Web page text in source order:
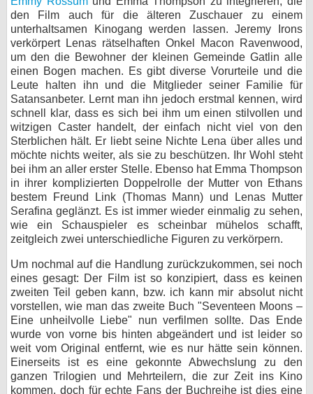
den Film auch für die älteren Zuschauer zu einem
unterhaltsamen Kinogang werden lassen. Jeremy Irons
verkörpert Lenas rätselhaften Onkel Macon Ravenwood,
um den die Bewohner der kleinen Gemeinde Gatlin alle
einen Bogen machen. Es gibt diverse Vorurteile und die
Leute halten ihn und die Mitglieder seiner Familie für
Satansanbeter. Lernt man ihn jedoch erstmal kennen, wird
schnell klar, dass es sich bei ihm um einen stilvollen und
witzigen Caster handelt, der einfach nicht viel von den
Sterblichen hält. Er liebt seine Nichte Lena über alles und
möchte nichts weiter, als sie zu beschützen. Ihr Wohl steht
bei ihm an aller erster Stelle. Ebenso hat Emma Thompson
in ihrer komplizierten Doppelrolle der Mutter von Ethans
bestem Freund Link (Thomas Mann) und Lenas Mutter
Serafina geglänzt. Es ist immer wieder einmalig zu sehen,
wie ein Schauspieler es scheinbar mühelos schafft,
zeitgleich zwei unterschiedliche Figuren zu verkörpern.
Um nochmal auf die Handlung zurückzukommen, sei noch
eines gesagt: Der Film ist so konzipiert, dass es keinen
zweiten Teil geben kann, bzw. ich kann mir absolut nicht
vorstellen, wie man das zweite Buch "Seventeen Moons –
Eine unheilvolle Liebe" nun verfilmen sollte. Das Ende
wurde von vorne bis hinten abgeändert und ist leider so
weit vom Original entfernt, wie es nur hätte sein können.
Einerseits ist es eine gekonnte Abwechslung zu den
ganzen Trilogien und Mehrteilern, die zur Zeit ins Kino
kommen, doch für echte Fans der Buchreihe ist dies eine